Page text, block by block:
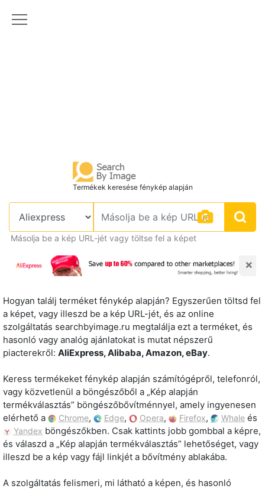
Termékek keresése fénykép alapján
Másolja be a kép URL-jét vagy töltse fel a képet
×
Hogyan találj terméket fénykép alapján? Egyszerűen töltsd fel
a képet, vagy illeszd be a kép URL-jét, és az online
szolgáltatás searchbyimage.ru megtalálja ezt a terméket, és
hasonló vagy analóg ajánlatokat is mutat népszerű
piacterekről: AliExpress, Alibaba, Amazon, eBay.
Keress termékeket fénykép alapján számítógépről, telefonról,
vagy közvetlenül a böngészőből a „Kép alapján
termékválasztás” böngészőbővítménnyel, amely ingyenesen
elérhető a
Chrome, Edge, Opera, Firefox, Whale és
Yandex böngészőkben. Csak kattints jobb gombbal a képre,
és válaszd a „Kép alapján termékválasztás” lehetőséget, vagy
illeszd be a kép vagy fájl linkjét a bővítmény ablakába.
A szolgáltatás felismeri, mi látható a képen, és hasonló